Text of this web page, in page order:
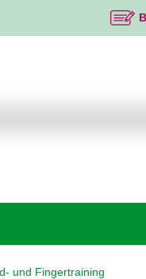
und Fingertraining